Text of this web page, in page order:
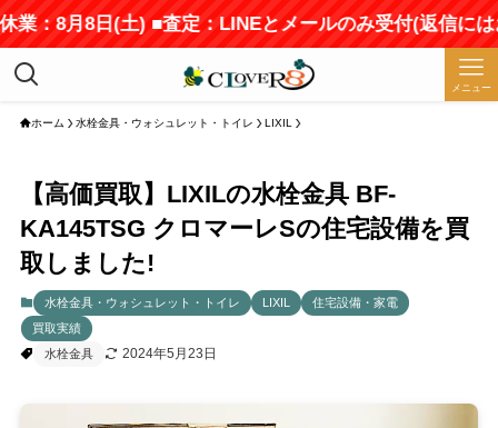
8月8日(土) ■査定：LINEとメールのみ受付(返信にはお
メニュー
ホーム 水栓金具・ウォシュレット・トイレ LIXIL
【高価買取】LIXILの水栓金具 BF-
KA145TSG クロマーレSの住宅設備を買
取しました!
水栓金具・ウォシュレット・トイレ LIXIL
住宅設備・家電
買取実績
水栓金具
2024年5月23日